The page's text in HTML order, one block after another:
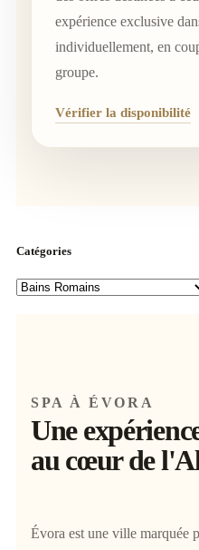
expérience exclusive
individuellement, en
groupe.
Vérifier la disponibilité
Catégories
SPA À ÉVORA
Une
au cœur de
Évora est une ville marquée